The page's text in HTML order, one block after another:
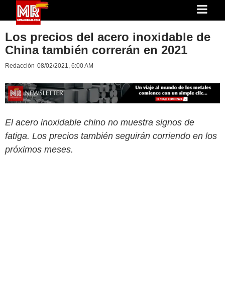
Los precios del acero inoxidable de
China también correrán en 2021
Redacción 08/02/2021, 6:00 AM
El acero inoxidable chino no muestra signos de
fatiga. Los precios también seguirán corriendo en los
próximos meses.